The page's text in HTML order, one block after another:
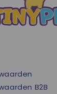
B2B